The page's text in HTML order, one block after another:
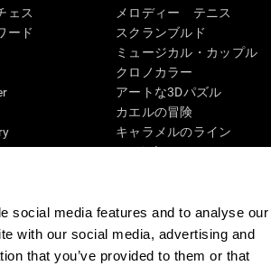
social media features and to analyse our
with our social media, advertising and
that you’ve provided to them or that
ェス
ード
ロスワード
メロディー テニス
スクランブルド
ミュージカル・カップル
クロノカラー
アートな3Dパズル
カエルの冒険
キャラメルのライン
3Dパズル
ズンバル
ボードゲーム
記憶力用オンラインゲーム